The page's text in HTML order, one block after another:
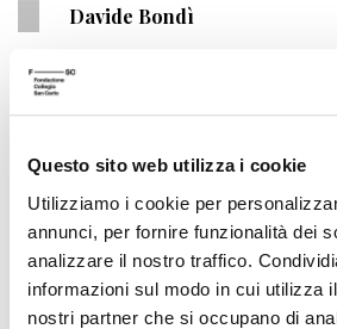
Questo sito web utilizza i cookie
Utilizziamo i cookie per
annunci, per fornire funzionalità dei
analizzare il nostro traffico.
informazioni sul modo in cui utilizza
nostri partner che si occupano di
Davide Bondì
Francesco Bizzeti
Gianluca Valle
Rita Bacchiddu